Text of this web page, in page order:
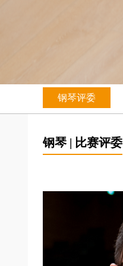
钢琴评委
钢琴 | 比赛评委